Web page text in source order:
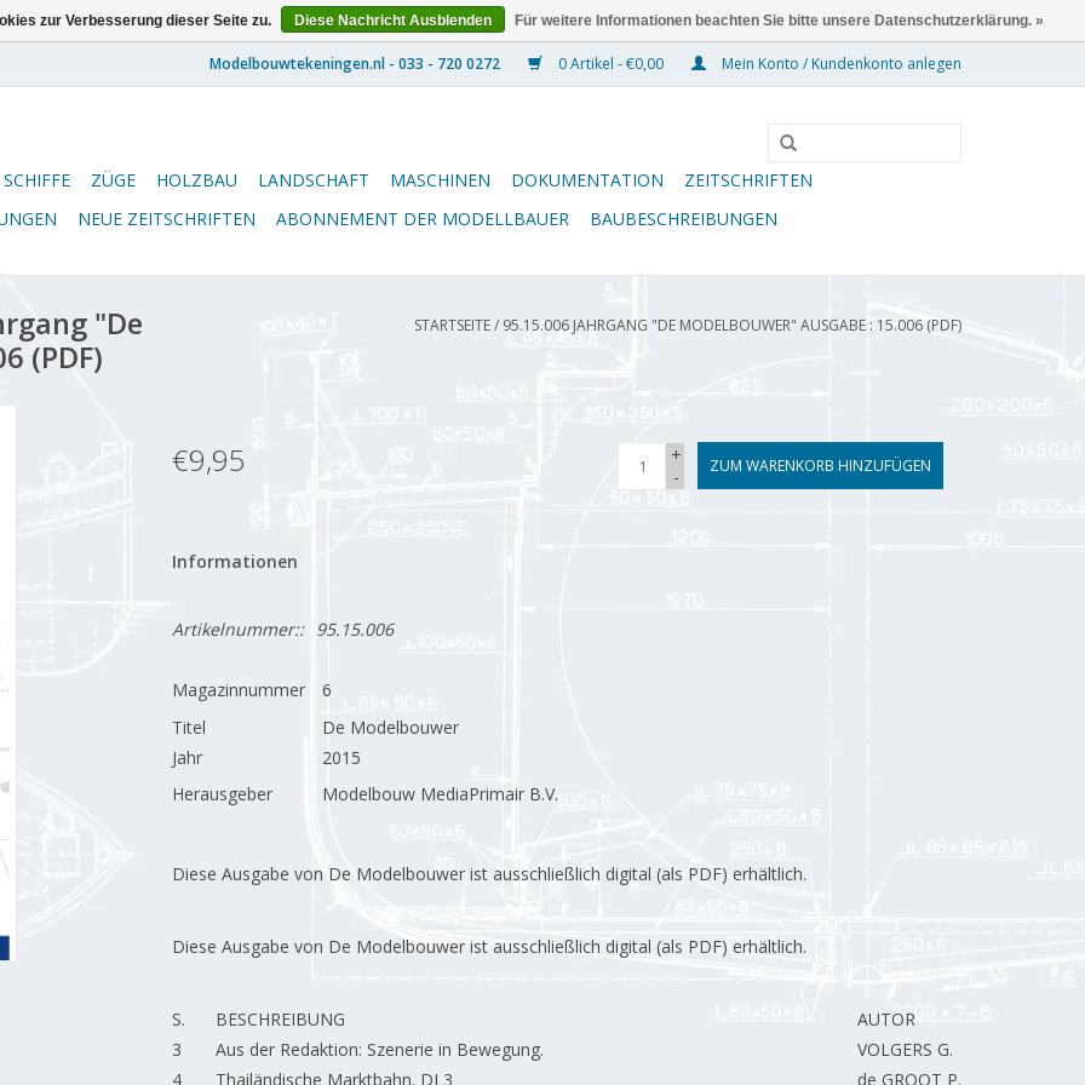
0 Artikel - €0,00 Mein Konto / Kundenkonto anlegen
SCHIFFE ZÜGE HOLZBAU LANDSCHAFT MASCHINEN DOKUMENTATION
ZEITSCHRIFTEN
NEUE ZEITSCHRIFTEN ABONNEMENT DER MODELLBAUER BAUBESCHREIBUNGEN
"De
(PDF)
STARTSEITE/ 95.15.006 JAHRGANG "DE MODELBOUWER" AUSGABE : 15.006 (PDF)
€9,95
+
-
ZUM WARENKORB HINZUFÜGEN
Informationen
Artikelnummer:: 95.15.006
Magazinnummer
6
Titel
De Modelbouwer
Jahr
2015
Herausgeber
Modelbouw MediaPrimair B.V.
Diese Ausgabe von De Modelbouwer ist ausschließlich digital (als PDF) erhältlich.
Diese Ausgabe von De Modelbouwer ist ausschließlich digital (als PDF) erhältlich.
S. BESCHREIBUNG
AUTOR
3
Aus der Redaktion: Szenerie in Bewegung.
VOLGERS G.
4
Thailändische Marktbahn. DL3 de GROOT P.
zur Verbesserung dieser Seite zu. Diese Nachricht Ausblenden Für weitere Informationen beachten Sie bitte unsere Datenschutzerklärung. »